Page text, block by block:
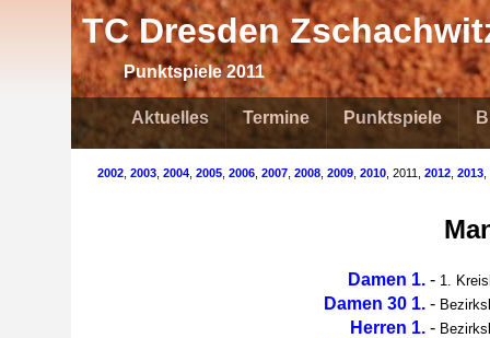
TC Dresden
Punktspiele 2011
Aktuelles Termine Punktspiele
2002 2003 2004 2005 2006 2007 2008 2009 2010 , 2011, 2012 2013
Damen 1. - 1.
Damen 30 1. -
Herren 1. -